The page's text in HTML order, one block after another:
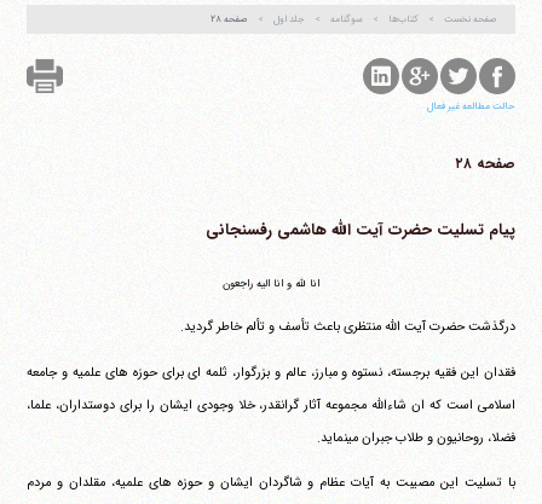
صفحه نخست
کتاب‌ها سوگنامه جلد اول صفحه ۲۸
حالت مطالعه غیر فعال
صفحه ۲۸
پیام تسلیت حضرت آیت الله هاشمی رفسنجانی
انا لله و انا الیه راجعون
درگذشت حضرت آیت الله منتظری باعث تأسف و تألم خاطر گردید.
فقدان این فقیه برجسته، نستوه و مبارز، عالم و بزرگوار، ثلمه ای برای حوزه های علمیه و جامعه
اسلامی است که ان شاءالله مجموعه آثار گرانقدر، خلا وجودی ایشان را برای دوستداران، علما،
فضلا، روحانیون و طلاب جبران می‎نماید.
با تسلیت این مصیبت به آیات عظام و شاگردان ایشان و حوزه های علمیه، مقلدان و مردم